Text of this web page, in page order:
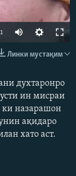
480p
480p
1080p
Линки мустақим
духтаронро
ин мисраи
ки назарашон
ақидаро
хато аст.